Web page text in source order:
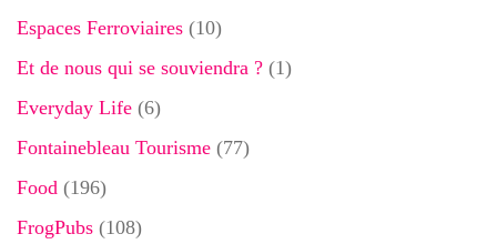
Espaces Ferroviaires (10)
Et de nous qui se souviendra ? (1)
Everyday Life (6)
Fontainebleau Tourisme (77)
Food (196)
FrogPubs (108)